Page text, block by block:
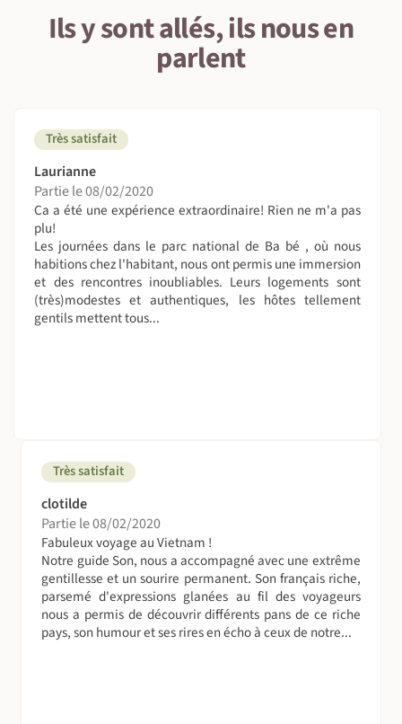
Ils y sont allés, ils nous en
parlent
Très satisfait
Laurianne
Partie le 08/02/2020
Ca a été une expérience extraordinaire! Rien ne m'a pas
plu!
Les journées dans le parc national de Ba bé , où nous
habitions chez l'habitant, nous ont permis une immersion
et des rencontres inoubliables. Leurs logements sont
(très)modestes et authentiques, les hôtes tellement
gentils mettent tous...
Très satisfait
clotilde
Partie le 08/02/2020
Fabuleux voyage au Vietnam !
Notre guide Son, nous a accompagné avec une extrême
gentillesse et un sourire permanent. Son français riche,
parsemé d'expressions glanées au fil des voyageurs
nous a permis de découvrir différents pans de ce riche
pays, son humour et ses rires en écho à ceux de notre...